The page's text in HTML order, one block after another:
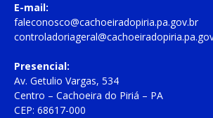
E-mail:
faleconosco@cachoeiradopiria.pa.gov.br
Presencial:
Av. Getulio Vargas, 534
Centro – Cachoeira do Piriá – PA
CEP: 68617-000